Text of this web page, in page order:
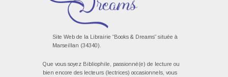
Site Web de la Librairie “Books & Dreams” située à
Marseillan (34340).
Que vous soyez Bibliophile, passionné(e) de lecture ou
bien encore des lecteurs (lectrices) occasionnels, vous